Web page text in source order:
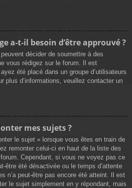
a-t-il besoin d’être approuvé ?
décider de soumettre à des
vous rédigez sur le forum. Il est
été placé dans un groupe d’utilisateurs
plus d’informations, veuillez contacter un
mes sujets ?
le sujet » lorsque vous êtes en train de
remonter celui-ci en haut de la liste des
Cependant, si vous ne voyez pas ce
être été désactivée ou le temps d’attente
n’a peut-être pas encore été atteint. Il est
le sujet simplement en y répondant, mais